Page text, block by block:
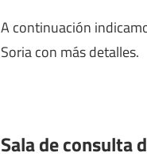
A continuación
Soria con más detalles.
Sala de consulta